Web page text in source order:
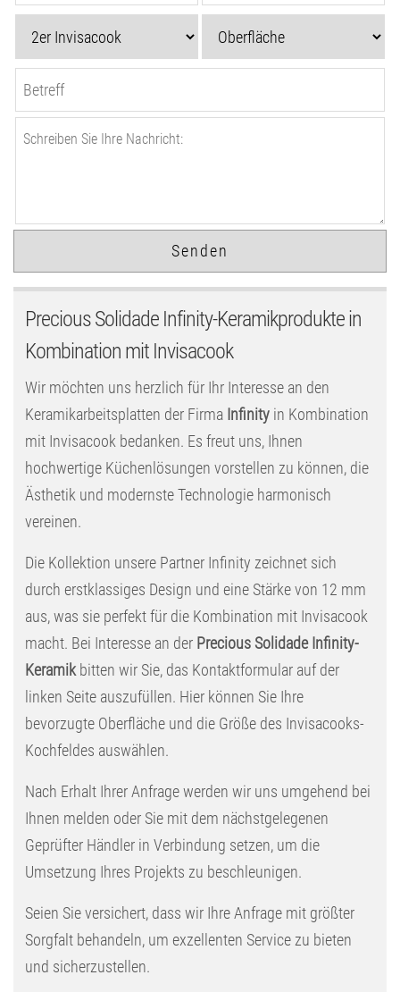
Precious Solidade Infinity-Keramikprodukte in
Kombination mit Invisacook
Wir möchten uns herzlich für Ihr Interesse an den
Keramikarbeitsplatten der Firma Infinityin Kombination
mit Invisacook bedanken. Es freut uns, Ihnen
hochwertige Küchenlösungen vorstellen zu können, die
Ästhetik und modernste Technologie harmonisch
vereinen.
Die Kollektion unsere Partner Infinity zeichnet sich
durch erstklassiges Design und eine Stärke von 12 mm
aus, was sie perfekt für die Kombination mit Invisacook
macht. Bei Interesse an der Precious Solidade Infinity-
Keramikbitten wir Sie, das Kontaktformular auf der
linken Seite auszufüllen. Hier können Sie Ihre
bevorzugte Oberfläche und die Größe des Invisacooks-
Kochfeldes auswählen.
Nach Erhalt Ihrer Anfrage werden wir uns umgehend bei
Ihnen melden oder Sie mit dem nächstgelegenen
Geprüfter Händler in Verbindung setzen, um die
Umsetzung Ihres Projekts zu beschleunigen.
Seien Sie versichert, dass wir Ihre Anfrage mit größter
Sorgfalt behandeln, um exzellenten Service zu bieten
und sicherzustellen.